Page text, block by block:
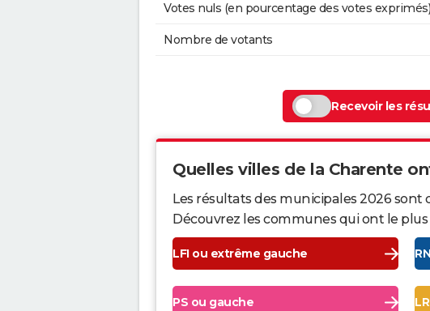
Votes nuls (en pourcentage des votes exprimés)
Nombre de votants
Recevoir les
Quelles villes de la Charente
Les résultats des municipales 2026
Découvrez les communes qui ont le plus
LFI ou extrême gauche
PS ou gauche